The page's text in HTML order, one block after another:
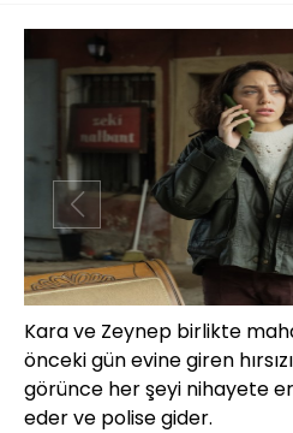
Kara ve Zeynep birlikte
önceki gün evine giren
görünce her şeyi nihayete
eder ve polise gider.